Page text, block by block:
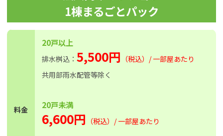
1棟まるごとパック
料金
20戸以上
排水桝込： 5,500円 （税込）/ 一部屋あたり
共用部雨水配管等除く
20戸未満
6,600円 （税込）/ 一部屋あたり